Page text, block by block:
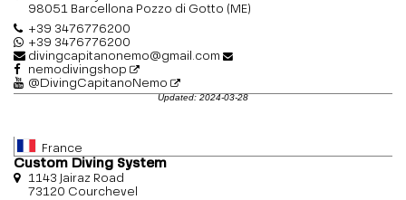
98051 Barcellona Pozzo di Gotto (ME)
+39 3476776200
+39 3476776200
divingcapitanonemo@gmail.com
nemodivingshop
@DivingCapitanoNemo
Updated: 2024-03-28
France
Custom Diving System
1143 Jairaz Road
73120 Courchevel